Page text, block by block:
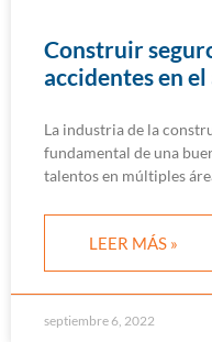
Construir
accidentes en
La industria de la
fundamental de una
talentos en múltiples
LEER MÁS »
septiembre 6, 2022